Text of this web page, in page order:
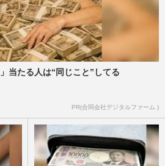
「誰かわからなかった」“修業
髪風激変にファン困惑、橋本環奈
“イカつい人”化
2024/11/20
念される「士気ダダ下がり」の朝ド
すび』長期ロケ
2024/11/5
当たる人は“同じこと”してる
PR(合同会社デジタルファーム )